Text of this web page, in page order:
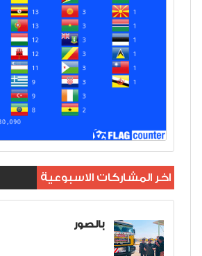
اخر المشاركات الاسبوعية
بالصور